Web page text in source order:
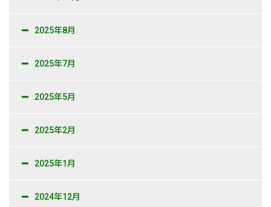
2025年8月
2025年7月
2025年5月
2025年2月
2025年1月
2024年12月